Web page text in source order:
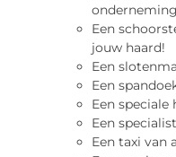
onderneming
Een
jouw haard!
Een
Een
Een speciale
Een
Een taxi van